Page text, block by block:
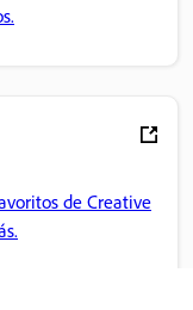
de Creative